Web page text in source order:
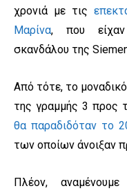
χρονιά με τις
Μαρίνα, που είχαν
σκανδάλου της
Από τότε, το
της γραμμής 3 προς
θα παραδιδόταν το
των οποίων άνοιξαν
Πλέον,